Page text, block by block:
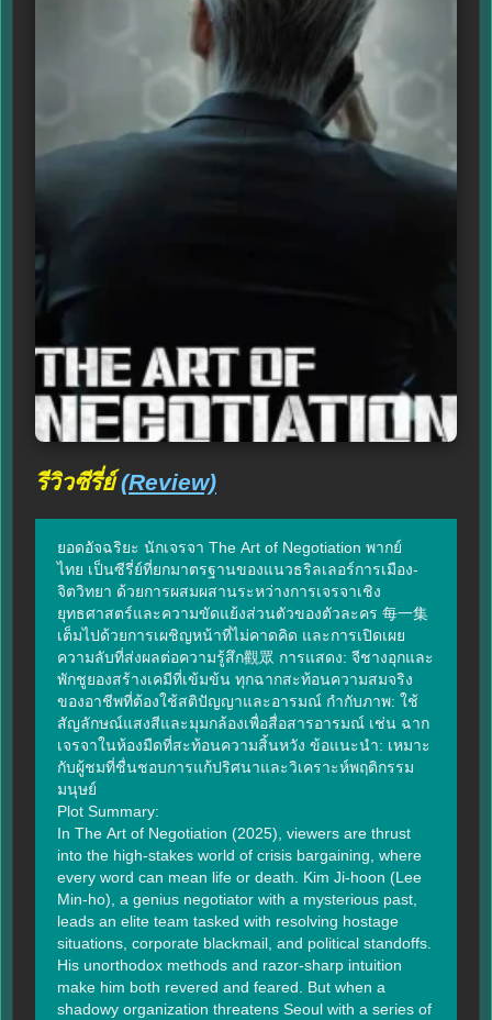
รีวิวซีรี่ย์(Review)
ยอดอัจฉริยะ นักเจรจา The Art of Negotiation พากย์
ไทย เป็นซีรี่ย์ที่ยกมาตรฐานของแนวธริลเลอร์การเมือง-
จิตวิทยา ด้วยการผสมผสานระหว่างการเจรจาเชิง
ยุทธศาสตร์และความขัดแย้งส่วนตัวของตัวละคร 每一集
เต็มไปด้วยการเผชิญหน้าที่ไม่คาดคิด และการเปิดเผย
ความลับที่ส่งผลต่อความรู้สึก觀眾 การแสดง: จีชางอุกและ
พักชูยองสร้างเคมีที่เข้มข้น ทุกฉากสะท้อนความสมจริง
ของอาชีพที่ต้องใช้สติปัญญาและอารมณ์ กำกับภาพ: ใช้
สัญลักษณ์แสงสีและมุมกล้องเพื่อสื่อสารอารมณ์ เช่น ฉาก
เจรจาในห้องมืดที่สะท้อนความสิ้นหวัง ข้อแนะนำ: เหมาะ
กับผู้ชมที่ชื่นชอบการแก้ปริศนาและวิเคราะห์พฤติกรรม
มนุษย์
Plot Summary:
In The Art of Negotiation (2025), viewers are thrust
into the high-stakes world of crisis bargaining, where
every word can mean life or death. Kim Ji-hoon (Lee
Min-ho), a genius negotiator with a mysterious past,
leads an elite team tasked with resolving hostage
situations, corporate blackmail, and political standoffs.
His unorthodox methods and razor-sharp intuition
make him both revered and feared. But when a
shadowy organization threatens Seoul with a series of